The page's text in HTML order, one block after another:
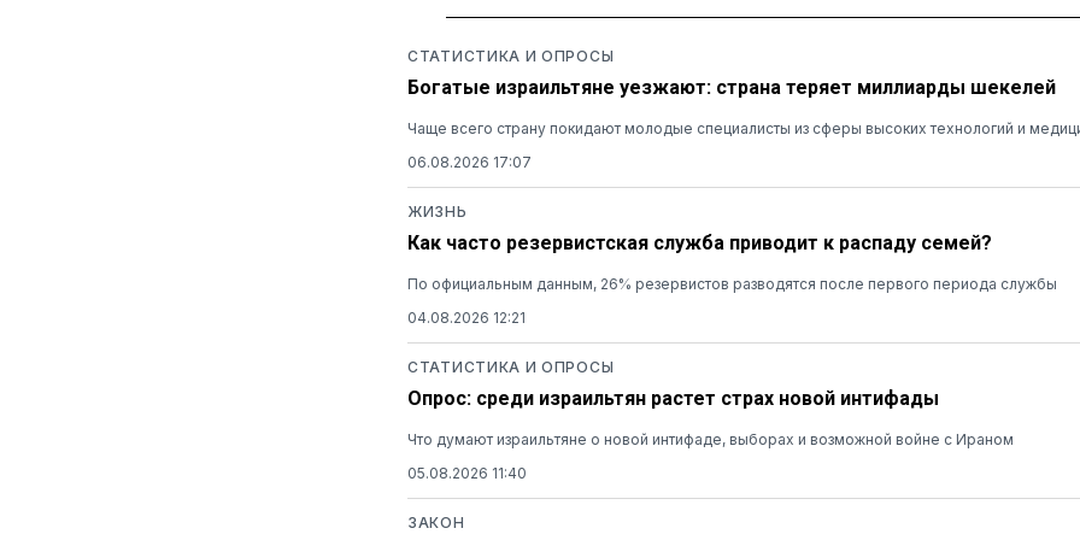
СТАТИСТИКА И ОПРОСЫ
Богатые израильтяне уезжают: страна теряет миллиарды шекелей
Чаще всего страну покидают молодые специалисты из сферы высоких технологий и
06.08.2026 17:07
ЖИЗНЬ
Как часто резервистская служба приводит к распаду семей?
По официальным данным, 26% резервистов разводятся после первого периода службы
04.08.2026 12:21
СТАТИСТИКА И ОПРОСЫ
Опрос: среди израильтян растет страх новой интифады
Что думают израильтяне о новой интифаде, выборах и возможной войне с Ираном
05.08.2026 11:40
ЗАКОН